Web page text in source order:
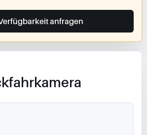
anfragen